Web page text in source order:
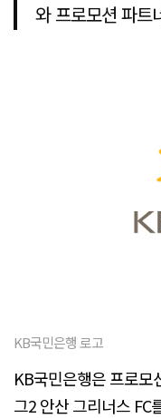
와 프로모션 파트
KB국민은행 로고
KB국민은행은 프로모
그2 안산 그리너스 FC